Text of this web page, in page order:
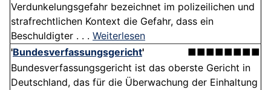
Verdunkelungsgefahr bezeichnet im polizeilichen und
strafrechtlichen Kontext die Gefahr, dass ein
Beschuldigter . . . Weiterlesen
'Bundesverfassungsgericht'
■■■■■■■■
Bundesverfassungsgericht ist das oberste Gericht in
Deutschland, das für die Überwachung der Einhaltung